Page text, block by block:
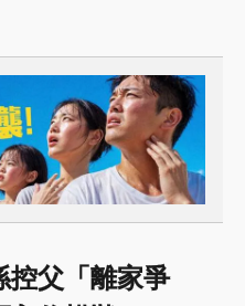
控父「離家爭